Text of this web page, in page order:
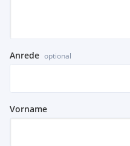
Anrede optional
Vorname